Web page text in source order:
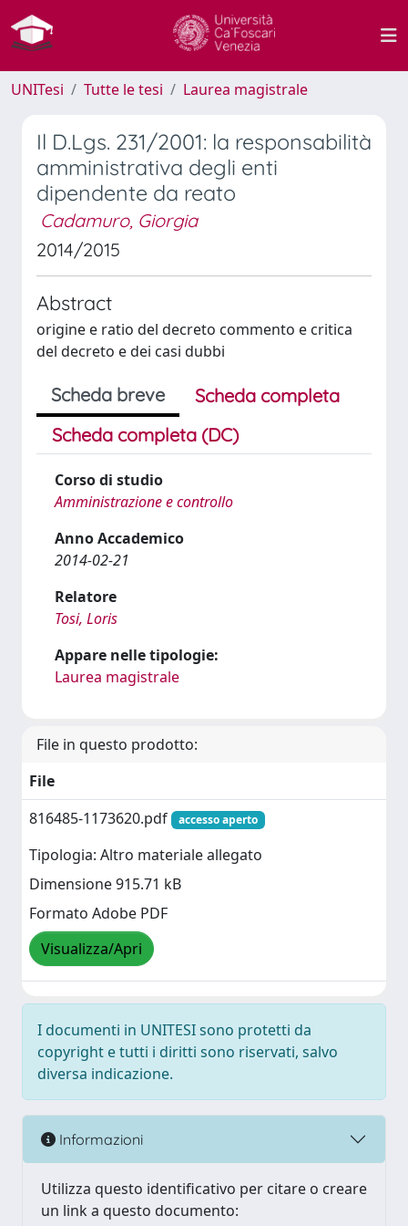
UNITesi Tutte le tesi Laurea magistrale
Il D.Lgs. 231/2001: la responsabilità
amministrativa degli enti
dipendente da reato
Cadamuro, Giorgia
2014/2015
Abstract
origine e ratio del decreto commento e critica
del decreto e dei casi dubbi
Scheda breve
Scheda completa
Scheda completa (DC)
Corso di studio
Amministrazione e controllo
Anno Accademico
2014-02-21
Relatore
Tosi, Loris
Appare nelle tipologie:
Laurea magistrale
File in questo prodotto:
File
816485-1173620.pdf
accesso aperto
Tipologia: Altro materiale allegato
Dimensione 915.71 kB
Formato Adobe PDF
Visualizza/Apri
I documenti in UNITESI sono protetti da
copyright e tutti i diritti sono riservati, salvo
diversa indicazione.
Informazioni
Utilizza questo identificativo per citare o creare
un link a questo documento: